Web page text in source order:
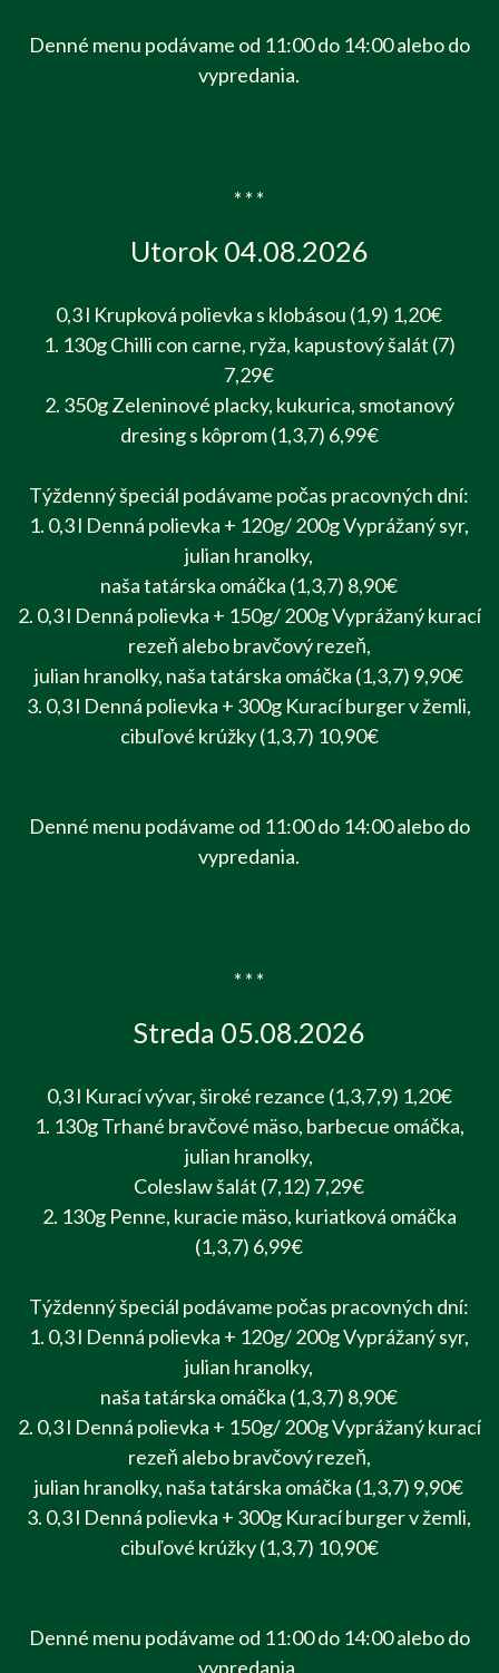
Denné menu podávame od 11:00 do 14:00 alebo do
vypredania.
* * *
Utorok 04.08.2026
0,3 l Krupková polievka s klobásou (1,9) 1,20€
1. 130g Chilli con carne, ryža, kapustový šalát (7)
7,29€
2. 350g Zeleninové placky, kukurica, smotanový
dresing s kôprom (1,3,7) 6,99€
Týždenný špeciál podávame počas pracovných dní:
1. 0,3 l Denná polievka + 120g/ 200g Vyprážaný syr,
julian hranolky,
naša tatárska omáčka (1,3,7) 8,90€
2. 0,3 l Denná polievka + 150g/ 200g Vyprážaný kurací
rezeň alebo bravčový rezeň,
julian hranolky, naša tatárska omáčka (1,3,7) 9,90€
3. 0,3 l Denná polievka + 300g Kurací burger v žemli,
cibuľové krúžky (1,3,7) 10,90€
Denné menu podávame od 11:00 do 14:00 alebo do
vypredania.
* * *
Streda 05.08.2026
0,3 l Kurací vývar, široké rezance (1,3,7,9) 1,20€
1. 130g Trhané bravčové mäso, barbecue omáčka,
julian hranolky,
Coleslaw šalát (7,12) 7,29€
2. 130g Penne, kuracie mäso, kuriatková omáčka
(1,3,7) 6,99€
Týždenný špeciál podávame počas pracovných dní:
1. 0,3 l Denná polievka + 120g/ 200g Vyprážaný syr,
julian hranolky,
naša tatárska omáčka (1,3,7) 8,90€
2. 0,3 l Denná polievka + 150g/ 200g Vyprážaný kurací
rezeň alebo bravčový rezeň,
julian hranolky, naša tatárska omáčka (1,3,7) 9,90€
3. 0,3 l Denná polievka + 300g Kurací burger v žemli,
cibuľové krúžky (1,3,7) 10,90€
Denné menu podávame od 11:00 do 14:00 alebo do
vypredania.